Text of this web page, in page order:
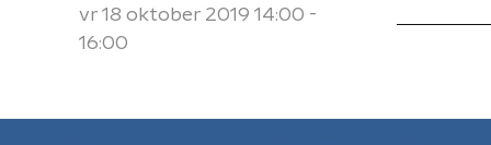
vr 18 oktober 2019 14:00 -
16:00